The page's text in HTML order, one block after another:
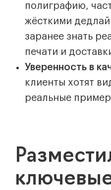
полиграфию,
жёсткими
заранее знать
печати и
Уверенность в
клиенты хотят
реальные